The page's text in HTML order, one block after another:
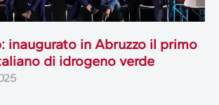
inaugurato in Abruzzo il primo
di idrogeno verde